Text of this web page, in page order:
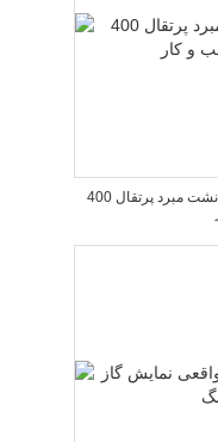
آشکارساز نشت مبرد پرتقال 400mm برای تهویه مطبوع / خنک